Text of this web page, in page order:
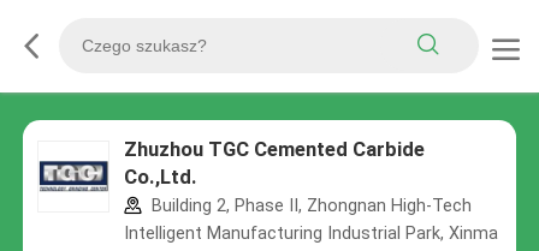
Zhuzhou TGC Cemented Carbide
Co.,Ltd.
Building 2, Phase II, Zhongnan High-Tech
Intelligent Manufacturing Industrial Park, Xinma